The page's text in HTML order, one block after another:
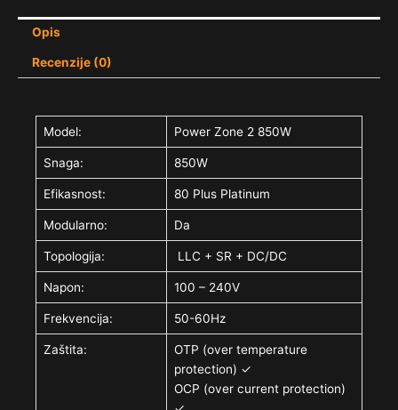
Opis
Recenzije (0)
Model: Power Zone 2 850W
Snaga: 850W
Efikasnost: 80 Plus Platinum
Modularno: Da
Topologija: LLC + SR + DC/DC
Napon: 100 – 240V
Frekvencija: 50-60Hz
Zaštita:
OTP (over temperature
protection) ✓
OCP (over current protection)